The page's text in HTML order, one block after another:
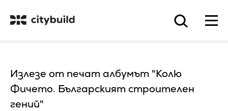
Излезе от печат албумът "Колю
Фичето. Българският строителен
гений"